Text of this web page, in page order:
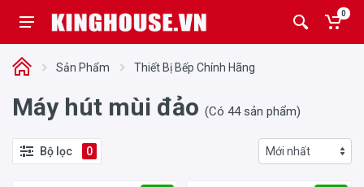
0
Sản Phẩm Thiết Bị Bếp Chính Hãng
Máy hút mùi đảo (Có 44 sản phẩm)
Bộ lọc 0